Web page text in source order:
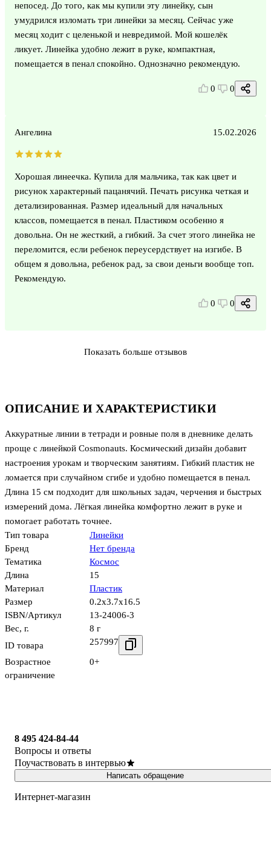
ОПИСАНИЕ И ХАРАКТЕРИСТИКИ
Аккуратные линии в тетради и ровные поля в дневнике делать
проще с линейкой Cosmonauts. Космический дизайн добавит
настроения урокам и творческим занятиям. Гибкий пластик не
ломается при случайном сгибе и удобно помещается в пенал.
Длина 15 см подходит для школьных задач, черчения и быстрых
измерений дома. Лёгкая линейка комфортно лежит в руке и
помогает работать точнее.
Тип товара
Линейки
Бренд
Нет бренда
Тематика
Космос
Длина
15
Материал
Пластик
Размер
0.2x3.7x16.5
ISBN/Артикул
13-24006-3
Вес, г.
8 г
ID товара
257997
Возрастное
ограничение
0+
непосед. До того, как мы купили эту линейку, сын
умудрился изломать три линейки за месяц. Сейчас уже
месяц ходит с целенькой и невредимой. Мой кошелёк
ликует. Линейка удобно лежит в руке, компактная,
помещается в пенал спокойно. Однозначно рекомендую.
0 0
Ангелина 15.02.2026
Хорошая линеечка. Купила для мальчика, так как цвет и
рисунок характерный пацанячий. Печать рисунка четкая и
детализированная. Размер идеальный для начальных
классов, помещается в пенал. Пластиком особенно я
довольна. Он не жесткий, а гибкий. За счет этого линейка не
переломится, если ребенок переусердствует на изгибе. В
общем я довольна, ребенок рад, за свои деньги вообще топ.
Рекомендую.
0 0
Показать больше отзывов
8 495 424-84-44
Вопросы и ответы
Поучаствовать в интервью
Написать обращение
Интернет-магазин